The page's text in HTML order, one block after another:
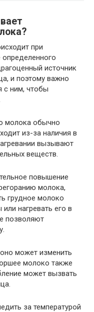
при
источник
и поэтому важно
с ним, чтобы
молока обычно
из-за наличия в
вызывают
веществ.
повышение
молока,
грудное молоко
нагревать его в
позволяют
может изменить
молоко также
может вызвать
за температурой